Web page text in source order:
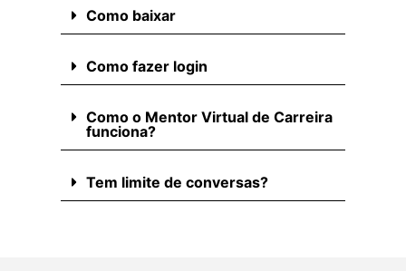
Como baixar
Como fazer login
Como o Mentor Virtual de Carreira
funciona?
Tem limite de conversas?